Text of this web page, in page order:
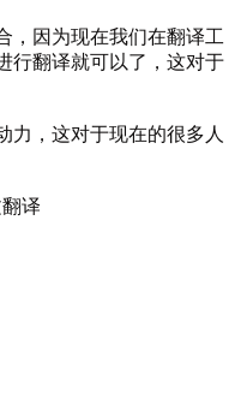
，因为现在我们在翻译工
行翻译就可以了，这对于
，这对于现在的很多人
译